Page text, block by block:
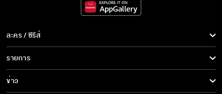
ละคร / ซีรีส์
ละคร/ซีรีส์
ซีรีส์นานาชาติ
การ์ตูน & เกม
รายการ
รายการทั้งหมด
ข่าว